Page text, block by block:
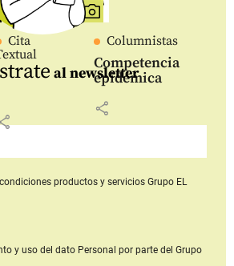
Cita
Columnistas
Competencia
epidémica
share
al newsletter
productos y serviciosGrupo EL
y uso del dato Personal por parte del Grupo